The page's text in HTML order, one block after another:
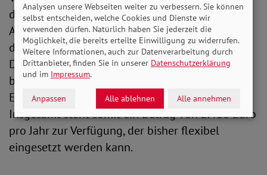
derzeit bis zu 1.612 Euro pro Jahr bereit.
Aufgestockt werden kann dies noch einmal um
die Hälfte aus Mitteln für die Kurzzeitpflege.
Diese bezeichnet die Unterbringung der zu
betreuenden Person in einer stationären
Einrichtung für einen begrenzten Zeitraum.
Insgesamt steht somit ein Betrag von 2.418 Euro
pro Jahr zur Verfügung, der bisher flexibel
eingesetzt werden kann.
Analysen unsere Webseiten weiter zu verbessern. Sie können
selbst entscheiden, welche Cookies und Dienste wir
verwenden dürfen. Natürlich haben Sie jederzeit die
Möglichkeit, die bereits erteilte Einwilligung zu widerrufen.
Weitere Informationen, auch zur Datenverarbeitung durch
Drittanbieter, finden Sie in unserer Datenschutzerklärung
und im Impressum.
Anpassen Alle ablehnen Alle annehmen